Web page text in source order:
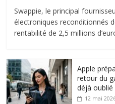
Swappie, le principal
électroniques reconditionnés
rentabilité de 2,5 millions
Apple
retour du
déjà oublié
12 mai